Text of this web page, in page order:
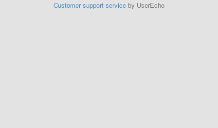
Customer support service by UserEcho